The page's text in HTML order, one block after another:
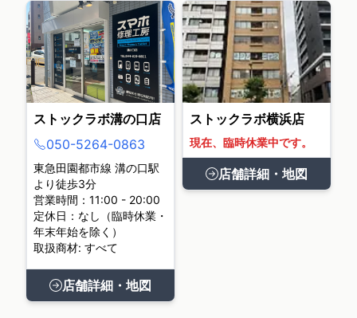
ストックラボ溝の口店
050-5264-0863
東急田園都市線 溝の口駅
より徒歩3分
営業時間：11:00 - 20:00
定休日：なし（臨時休業・
年末年始を除く）
取扱商材: すべて
店舗詳細・地図
ストックラボ横浜店
現在、臨時休業中です。
店舗詳細・地図